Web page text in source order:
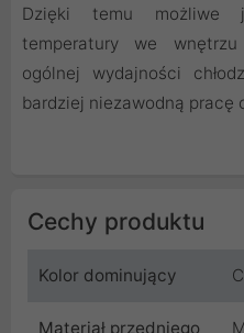
Dzięki temu możliwe
temperatury we
ogólnej wydajności
bardziej niezawodną pracę
Cechy produktu
Kolor dominujący
Materiał przedniego